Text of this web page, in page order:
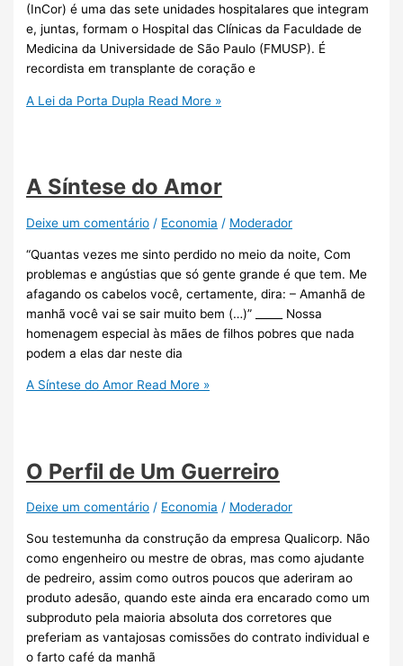
(InCor) é uma das sete unidades hospitalares que integram
e, juntas, formam o Hospital das Clínicas da Faculdade de
Medicina da Universidade de São Paulo (FMUSP). É
recordista em transplante de coração e
A Lei da Porta Dupla Read More »
A Síntese do Amor
Deixe um comentário / Economia / Moderador
“Quantas vezes me sinto perdido no meio da noite, Com
problemas e angústias que só gente grande é que tem. Me
afagando os cabelos você, certamente, dira: – Amanhã de
manhã você vai se sair muito bem (…)” _____ Nossa
homenagem especial às mães de filhos pobres que nada
podem a elas dar neste dia
A Síntese do Amor Read More »
O Perfil de Um Guerreiro
Deixe um comentário / Economia / Moderador
Sou testemunha da construção da empresa Qualicorp. Não
como engenheiro ou mestre de obras, mas como ajudante
de pedreiro, assim como outros poucos que aderiram ao
produto adesão, quando este ainda era encarado como um
subproduto pela maioria absoluta dos corretores que
preferiam as vantajosas comissões do contrato individual e
o farto café da manhã